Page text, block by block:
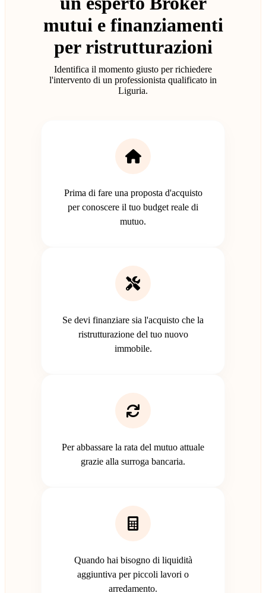
mutui e finanziamenti
per ristrutturazioni
Identifica il momento giusto per richiedere
l'intervento di un professionista qualificato in
Liguria.
Prima di fare una proposta d'acquisto
per conoscere il tuo budget reale di
mutuo.
Se devi finanziare sia l'acquisto che la
ristrutturazione del tuo nuovo
immobile.
Per abbassare la rata del mutuo attuale
grazie alla surroga bancaria.
Quando hai bisogno di liquidità
aggiuntiva per piccoli lavori o
arredamento.